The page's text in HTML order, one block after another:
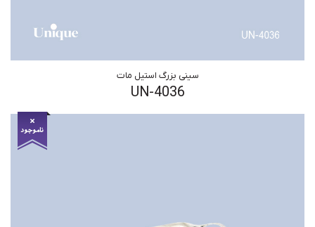
سینی بزرگ استیل مات
UN-4036